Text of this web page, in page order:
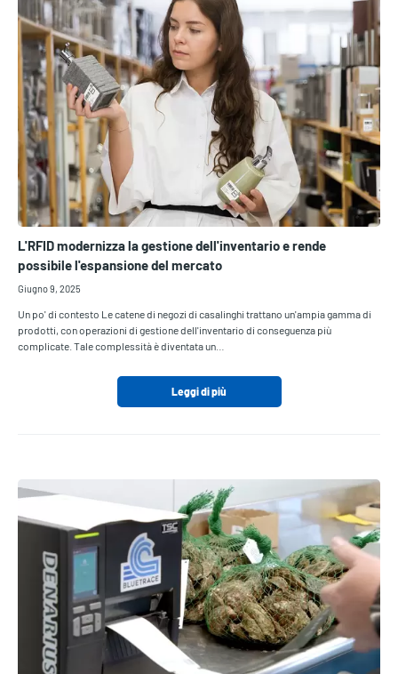
L'RFID modernizza la gestione dell'inventario e rende
possibile l'espansione del mercato
Giugno 9, 2025
Un po' di contesto Le catene di negozi di casalinghi trattano un'ampia gamma di
prodotti, con operazioni di gestione dell'inventario di conseguenza più
complicate. Tale complessità è diventata un…
Leggi di più